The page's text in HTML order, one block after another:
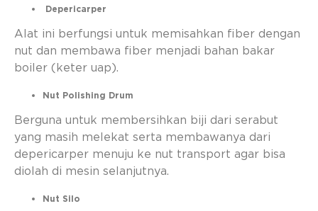
Depericarper
Alat ini berfungsi untuk memisahkan fiber dengan
nut dan membawa fiber menjadi bahan bakar
boiler (keter uap).
Nut Polishing Drum
Berguna untuk membersihkan biji dari serabut
yang masih melekat serta membawanya dari
depericarper menuju ke nut transport agar bisa
diolah di mesin selanjutnya.
Nut Silo